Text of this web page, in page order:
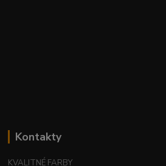
Kontakty
KVALITNÉ FARBY